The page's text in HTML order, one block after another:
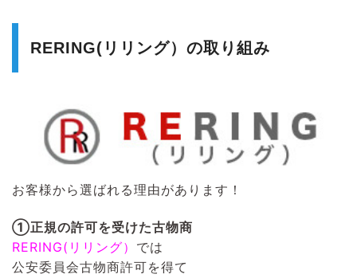
RERING(リリング）の取り組み
お客様から選ばれる理由があります！
①正規の許可を受けた古物商
RERING(リリング） では
公安委員会古物商許可を得て